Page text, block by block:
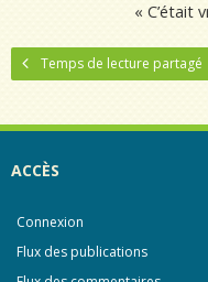
« C’était
Temps de lecture partagé
ACCÈS
Connexion
Flux des publications